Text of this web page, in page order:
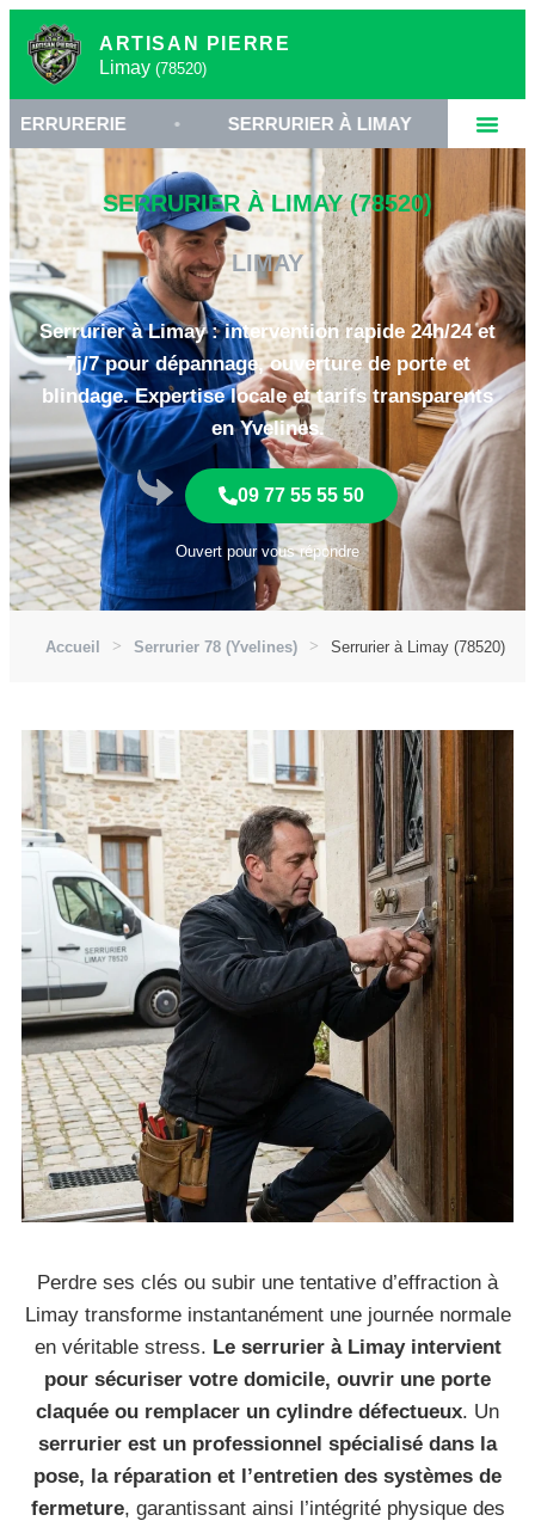
ARTISAN PIERRE
Limay (78520)
• SERRURIER À LIMAY •
SERRURIER À LIMAY (78520)
LIMAY
Serrurier à Limay : intervention rapide 24h/24 et
7j/7 pour dépannage, ouverture de porte et
blindage. Expertise locale et tarifs transparents
en Yvelines.
09 77 55 55 50
Ouvert pour vous répondre
Accueil Serrurier 78 (Yvelines) Serrurier à Limay (78520)
Perdre ses clés ou subir une tentative d’effraction à
Limay transforme instantanément une journée normale
en véritable stress. Le serrurier à Limay intervient
pour sécuriser votre domicile, ouvrir une porte
claquée ou remplacer un cylindre défectueux. Un
serrurier est un professionnel spécialisé dans la
pose, la réparation et l’entretien des systèmes de
fermeture, garantissant ainsi l’intégrité physique des